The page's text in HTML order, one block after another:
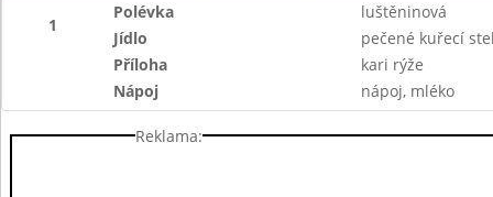
1
Polévka
luštěninová
Jídlo
pečené kuřecí
Příloha
kari rýže
Nápoj
nápoj, mléko
Reklama: